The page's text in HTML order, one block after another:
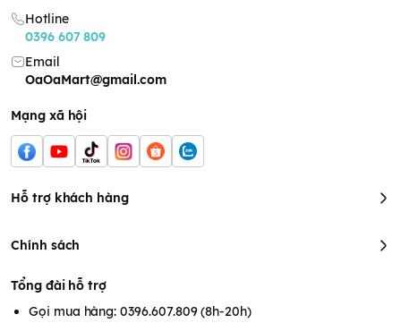
Hotline
0396 607 809
Email
OaOaMart@gmail.com
Mạng xã hội
Hỗ trợ khách hàng
Chính sách
Tổng đài hỗ trợ
Gọi mua hàng: 0396.607.809 (8h-20h)